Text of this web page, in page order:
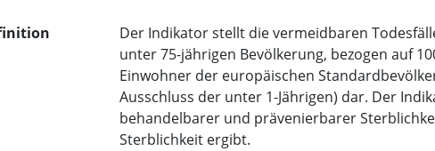
Der Indikator stellt die vermeidbaren
unter 75-jährigen Bevölkerung, bezogen auf
Einwohner der europäischen
Ausschluss der unter 1-Jährigen) dar. Der
behandelbarer und prävenierbarer
Sterblichkeit ergibt.